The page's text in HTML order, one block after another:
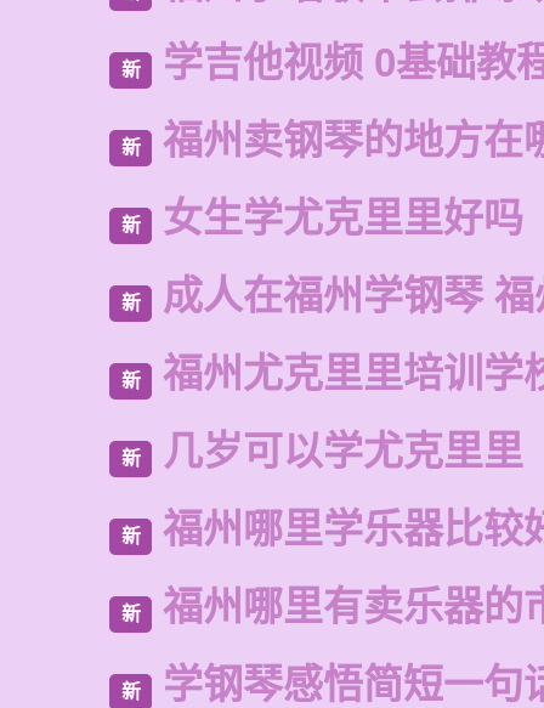
新 学吉他视频 0基础教
新 福州卖钢琴的地方在
新 女生学尤克里里好吗
新 成人在福州学钢琴
新 福州尤克里里培训学
新 几岁可以学尤克里里
新 福州哪里学乐器比较
新 福州哪里有卖乐器的
新 学钢琴感悟简短一句